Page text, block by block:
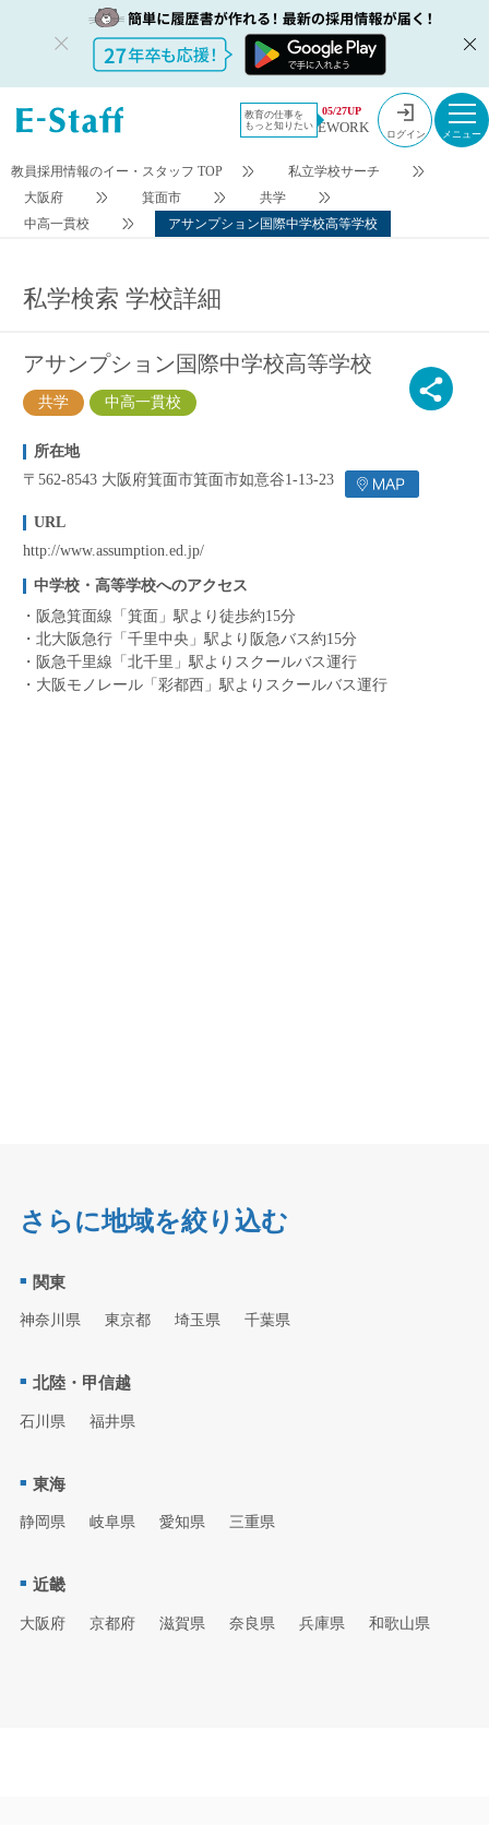
教育の仕事を
もっと知りたい
05/27UP
EWORK ログイン
今すぐ登録 検索条件変更
教員採用情報のイー・スタッフ TOP
私立学校サーチ
大阪府
箕面市
共学
中高一貫校
アサンプション国際中学校高等学校
私学検索 学校詳細
アサンプション国際中学校高等学校
共学 中高一貫校
所在地
〒562-8543 大阪府箕面市箕面市如意谷1-13-23
URL
http://www.assumption.ed.jp/
中学校・高等学校へのアクセス
阪急箕面線「箕面」駅より徒歩約15分
北大阪急行「千里中央」駅より阪急バス約15分
阪急千里線「北千里」駅よりスクールバス運行
大阪モノレール「彩都西」駅よりスクールバス運行
さらに地域を絞り込む
関東
神奈川県 東京都 埼玉県 千葉県
北陸・甲信越
石川県 福井県
東海
静岡県 岐阜県 愛知県 三重県
近畿
大阪府 京都府 滋賀県 奈良県 兵庫県 和歌山県